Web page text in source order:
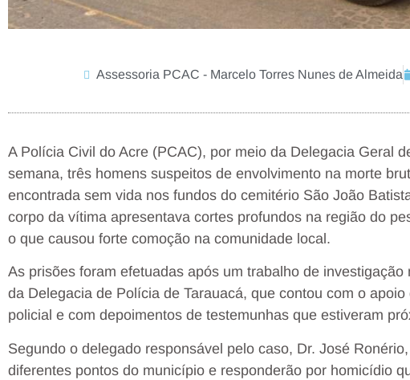
Assessoria PCAC - Marcelo Torres Nunes de Almeida
A Polícia Civil do Acre (PCAC), por meio da Delegacia Geral
semana, três homens suspeitos de envolvimento na morte
encontrada sem vida nos fundos do cemitério São João
corpo da vítima apresentava cortes profundos na região do
o que causou forte comoção na comunidade local.
As prisões foram efetuadas após um trabalho de
da Delegacia de Polícia de Tarauacá, que contou com o
policial e com depoimentos de testemunhas que estiveram
Segundo o delegado responsável pelo caso, Dr. José
diferentes pontos do município e responderão por homicídio